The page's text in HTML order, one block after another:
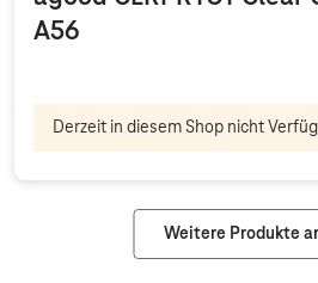
A56
Derzeit in diesem Shop nicht
Weitere Produkte